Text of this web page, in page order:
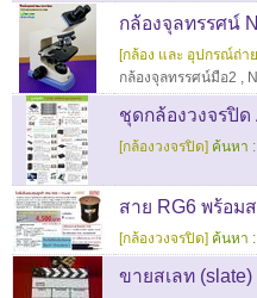
กล้องจุลทรรศน์
[กล้อง และ อุปกรณ์ถ่า
กล้องจุลทรรศน์มือ2 ,
ชุดกล้องวงจรปิด
[กล้องวงจรปิด] ค้นหา :
สาย RG6 พร้อม
[กล้องวงจรปิด] ค้นหา :
ขายสเลท